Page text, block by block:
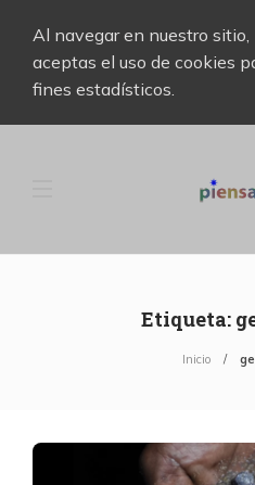
Al navegar en nuestro sitio,
aceptas el uso de cookies
fines estadísticos.
Etiqueta:
Inicio